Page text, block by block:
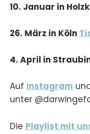
10. Januar in
26. März in Köln
4. April in
Auf Instagram
unter
Die Playlist mit